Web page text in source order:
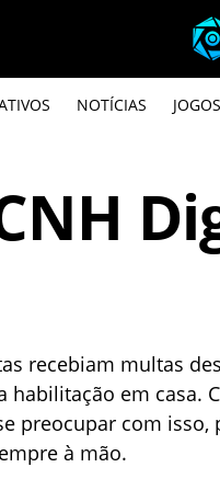
NOTÍCIAS JOGOS
recebiam multas
em casa.
preocupar com isso,
à mão.